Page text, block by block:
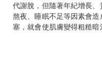
代謝脫，但隨著年紀增長、
熬夜、睡眠不足等因素會
塞，就會使肌膚變得粗糙暗